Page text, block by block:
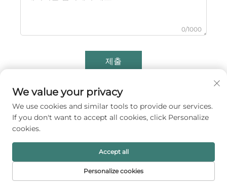
0/1000
제출
A1 패킹 주식회사는 글로벌 브랜드를 위한 프리미엄 주얼리
포장 솔루션을 제공합니다. 당사의 맞춤형 럭셔리 박스, 파
We value your privacy
We use cookies and similar tools to provide our services.
If you don't want to accept all cookies, click Personalize
cookies.
Personalize cookies
Accept all